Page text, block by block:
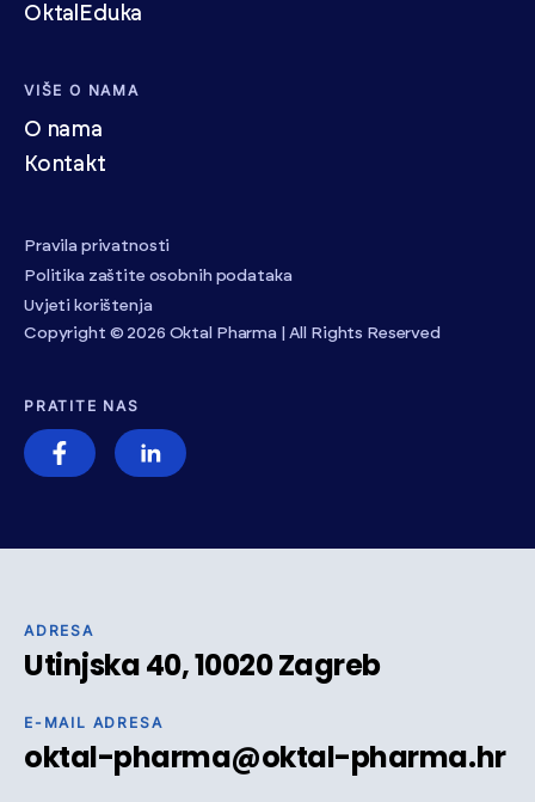
ADRESA
Utinjska 40, 10020 Zagreb
E-MAIL ADRESA
oktal-pharma@oktal-pharma.hr
OktalEduka
VIŠE O NAMA
O nama
Kontakt
Pravila privatnosti
Politika zaštite osobnih podataka
Uvjeti korištenja
Copyright © 2026 Oktal Pharma | All Rights Reserved
PRATITE NAS